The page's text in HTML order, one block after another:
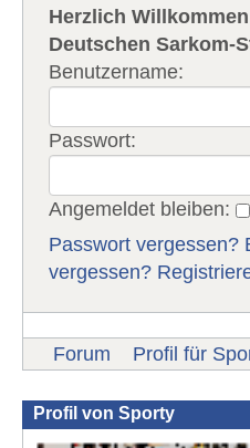
Herzlich
Deutschen Sarkom-
Benutzername:
Passwort:
Angemeldet bleiben:
Passwort vergessen?
vergessen?
Forum Profil für
Profil von Sporty